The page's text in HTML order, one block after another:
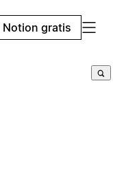
Notion gratis